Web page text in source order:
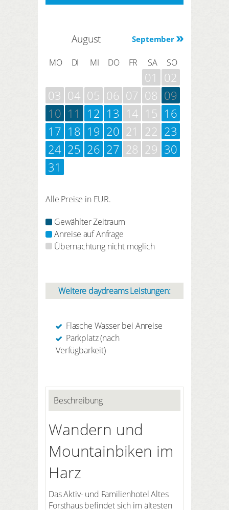
September
August
MO DI MI DO FR SA SO
01
02
03 04 05 06 07 08 09
10 11 12 13 14 15 16
17 18 19 20 21 22 23
24 25 26 27 28 29 30
31
Alle Preise in EUR.
Gewählter Zeitraum
Anreise auf Anfrage
Übernachtung nicht möglich
Weitere daydreams Leistungen:
Flasche Wasser bei Anreise
Parkplatz (nach
Verfügbarkeit)
Beschreibung
Wandern und
Mountainbiken im
Harz
Das Aktiv- und Familienhotel Altes
Forsthaus befindet sich im ältesten